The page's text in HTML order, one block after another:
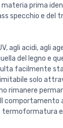
prima
specchio e
agli acidi, agli
del legno e
facilmente
solo
rimanere